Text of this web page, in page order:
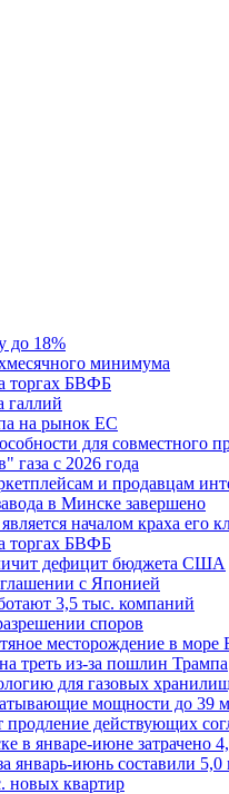
до 18%
минимума
торгах БВФБ
галлий
на рынок ЕС
для совместного
газа с 2026 года
и продавцам
в Минске завершено
началом краха его
торгах БВФБ
дефицит бюджета США
с Японией
3,5 тыс. компаний
споров
месторождение в море
треть из-за пошлин Трампа
для газовых
мощности до 39
действующих
в январе-июне затрачено
январь-июнь составили 5,0
новых квартир